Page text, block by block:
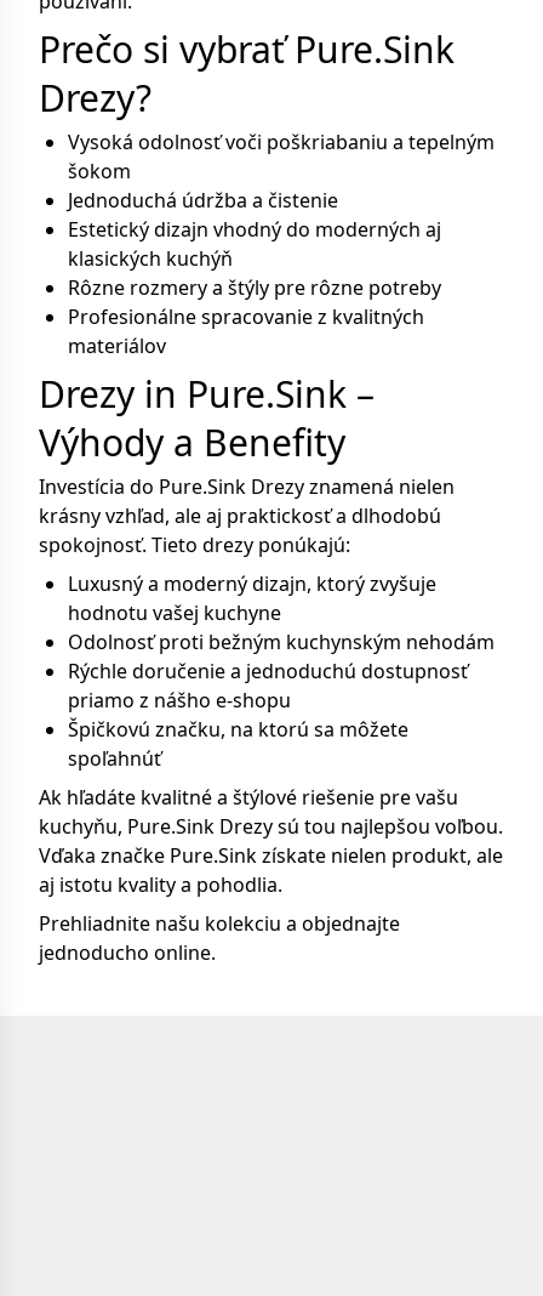
Prečo si vybrať Pure.Sink
Drezy?
Vysoká odolnosť voči poškriabaniu a tepelným
šokom
Jednoduchá údržba a čistenie
Estetický dizajn vhodný do moderných aj
klasických kuchýň
Rôzne rozmery a štýly pre rôzne potreby
Profesionálne spracovanie z kvalitných
materiálov
Drezy in Pure.Sink –
Výhody a Benefity
Investícia do Pure.Sink Drezy znamená nielen
krásny vzhľad, ale aj praktickosť a dlhodobú
spokojnosť. Tieto drezy ponúkajú:
Luxusný a moderný dizajn, ktorý zvyšuje
hodnotu vašej kuchyne
Odolnosť proti bežným kuchynským nehodám
Rýchle doručenie a jednoduchú dostupnosť
priamo z nášho e-shopu
Špičkovú značku, na ktorú sa môžete
spoľahnúť
Ak hľadáte kvalitné a štýlové riešenie pre vašu
kuchyňu, Pure.Sink Drezy sú tou najlepšou voľbou.
Vďaka značke Pure.Sink získate nielen produkt, ale
aj istotu kvality a pohodlia.
Prehliadnite našu kolekciu a objednajte
jednoducho online.